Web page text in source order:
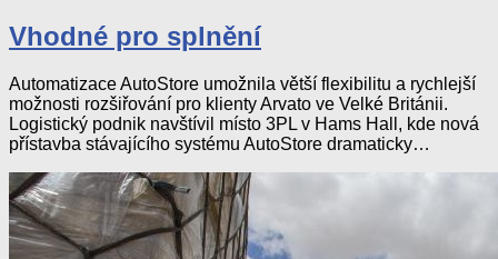
Vhodné pro splnění
Automatizace AutoStore umožnila větší flexibilitu a rychlejší
možnosti rozšiřování pro klienty Arvato ve Velké Británii.
Logistický podnik navštívil místo 3PL v Hams Hall, kde nová
přístavba stávajícího systému AutoStore dramaticky…